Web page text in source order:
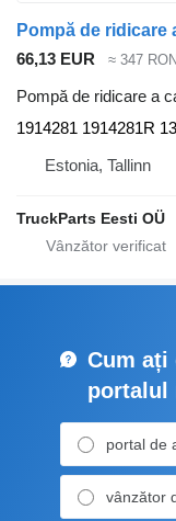
66,13 EUR ≈ 347
Pompă de ridicare a
1914281 1914281R
Estonia, Tallinn
TruckParts Eesti OÜ
Cum ați
portalul
portal de
vânzător